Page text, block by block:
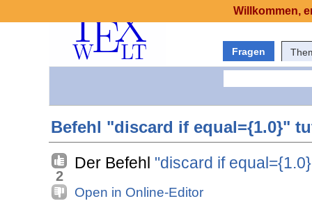
Fragen
Befehl "discard if equal={1.0}"
2
Der Befehl "discard if
Open in Online-Editor
Willkommen,